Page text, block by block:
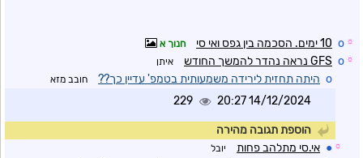
☼
o 10 ימים. הסכמה בין גפס ואי סי חנוך א
☼
o GFS נראה נהדר להמשך החודש איתן
o היתה תחזית לירידה משמעותית בטמפ' עדיין כך?? חובב מזא
14/12/2024 20:27
229
הוספת תגובה מהירה
☼
● אי.סי מתלהב פחות יובל